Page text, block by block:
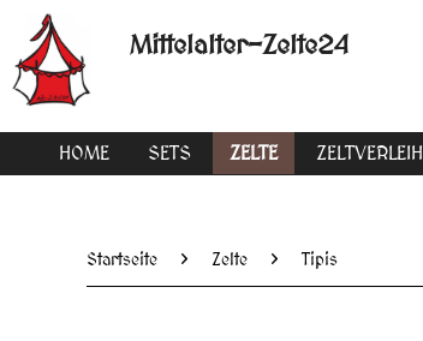
Mittelalter-Zelte24
HOME SETS ZELTE ZELTVERLEIH
Startseite Zelte Tipis